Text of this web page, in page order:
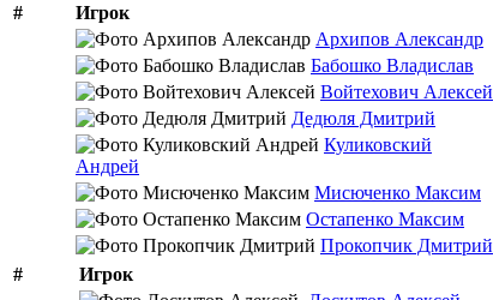
#
Игрок
Архипов Александр
Бабошко Владислав
Войтехович Алексей
Дедюля Дмитрий
Куликовский
Андрей
Мисюченко Максим
Остапенко Максим
Прокопчик Дмитрий
#
Игрок